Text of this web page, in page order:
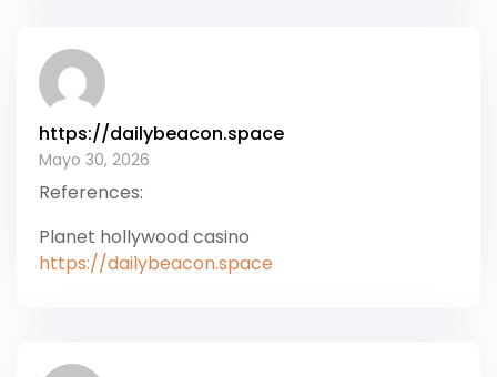
https://dailybeacon.space
Mayo 30, 2026
References:
Planet hollywood casino
https://dailybeacon.space